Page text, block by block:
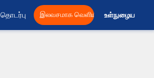
தொடர்பு இலவசமாக வெளியிட உள்நுழைய